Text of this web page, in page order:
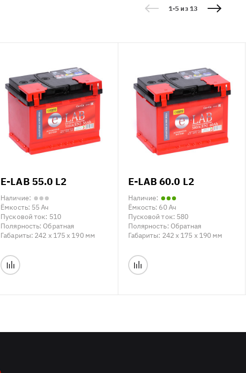
1-5 из 13
E-LAB 55.0 L2
Наличие:
Ёмкость: 55 Ач
Пусковой ток: 510
Полярность: Обратная
Габариты: 242 x 175 x 190 мм
E-LAB 60.0 L2
Наличие:
Ёмкость: 60 Ач
Пусковой ток: 580
Полярность: Обратная
Габариты: 242 x 175 x 190 мм